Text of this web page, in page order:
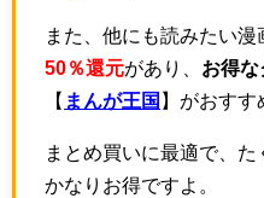
また、他にも読みたい漫
50％還元があり、 お得
【 まんが王国 】がおすす
まとめ買いに最適で、
かなりお得ですよ。